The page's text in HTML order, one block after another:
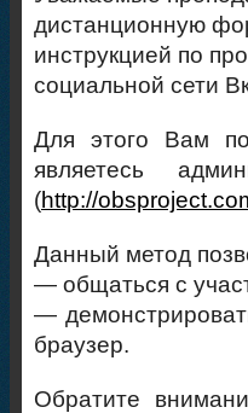
дистанционную
инструкцией по
социальной сети
Для этого Вам
являетесь
(http://
Данный метод
— общаться с
—
браузер.
Обратите